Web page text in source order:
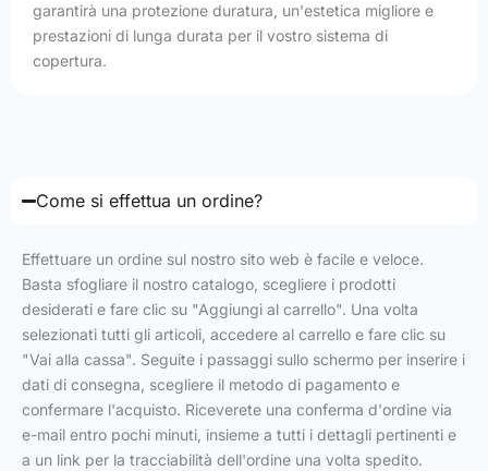
garantirà una protezione duratura, un'estetica migliore e
prestazioni di lunga durata per il vostro sistema di
copertura.
Come si effettua un ordine?
Effettuare un ordine sul nostro sito web è facile e veloce.
Basta sfogliare il nostro catalogo, scegliere i prodotti
desiderati e fare clic su "Aggiungi al carrello". Una volta
selezionati tutti gli articoli, accedere al carrello e fare clic su
"Vai alla cassa". Seguite i passaggi sullo schermo per inserire i
dati di consegna, scegliere il metodo di pagamento e
confermare l'acquisto. Riceverete una conferma d'ordine via
e-mail entro pochi minuti, insieme a tutti i dettagli pertinenti e
a un link per la tracciabilità dell'ordine una volta spedito.